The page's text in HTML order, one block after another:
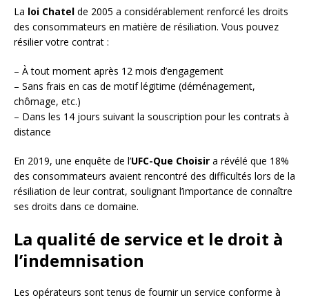
La loi Chatel de 2005 a considérablement renforcé les droits
des consommateurs en matière de résiliation. Vous pouvez
résilier votre contrat :
– À tout moment après 12 mois d’engagement
– Sans frais en cas de motif légitime (déménagement,
chômage, etc.)
– Dans les 14 jours suivant la souscription pour les contrats à
distance
En 2019, une enquête de l’UFC-Que Choisir a révélé que 18%
des consommateurs avaient rencontré des difficultés lors de la
résiliation de leur contrat, soulignant l’importance de connaître
ses droits dans ce domaine.
La qualité de service et le droit à
l’indemnisation
Les opérateurs sont tenus de fournir un service conforme à